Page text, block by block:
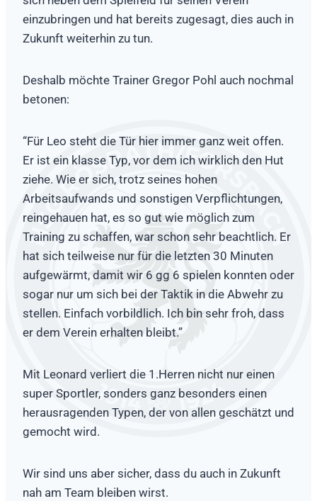
einzubringen und hat bereits zugesagt, dies auch in
Zukunft weiterhin zu tun.
Deshalb möchte Trainer Gregor Pohl auch nochmal
betonen:
“Für Leo steht die Tür hier immer ganz weit offen.
Er ist ein klasse Typ, vor dem ich wirklich den Hut
ziehe. Wie er sich, trotz seines hohen
Arbeitsaufwands und sonstigen Verpflichtungen,
reingehauen hat, es so gut wie möglich zum
Training zu schaffen, war schon sehr beachtlich. Er
hat sich teilweise nur für die letzten 30 Minuten
aufgewärmt, damit wir 6 gg 6 spielen konnten oder
sogar nur um sich bei der Taktik in die Abwehr zu
stellen. Einfach vorbildlich. Ich bin sehr froh, dass
er dem Verein erhalten bleibt.”
Mit Leonard verliert die 1.Herren nicht nur einen
super Sportler, sonders ganz besonders einen
herausragenden Typen, der von allen geschätzt und
gemocht wird.
Wir sind uns aber sicher, dass du auch in Zukunft
nah am Team bleiben wirst.